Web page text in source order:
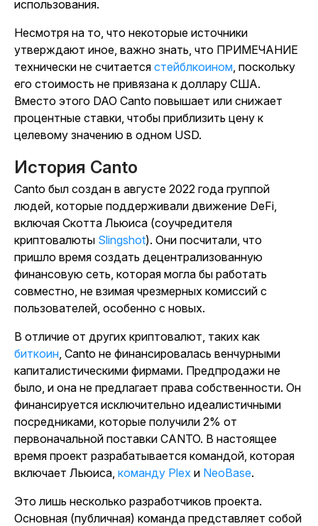
использования.
Несмотря на то, что некоторые источники
утверждают иное, важно знать, что ПРИМЕЧАНИЕ
технически не считается стейблкоином, поскольку
его стоимость не привязана к доллару США.
Вместо этого DAO Canto повышает или снижает
процентные ставки, чтобы приблизить цену к
целевому значению в одном USD.
История Canto
Canto был создан в августе 2022 года группой
людей, которые поддерживали движение DeFi,
включая Скотта Льюиса (соучредителя
криптовалюты Slingshot). Они посчитали, что
пришло время создать децентрализованную
финансовую сеть, которая могла бы работать
совместно, не взимая чрезмерных комиссий с
пользователей, особенно с новых.
В отличие от других криптовалют, таких как
биткоин, Canto не финансировалась венчурными
капиталистическими фирмами. Предпродажи не
было, и она не предлагает права собственности. Он
финансируется исключительно идеалистичными
посредниками, которые получили 2% от
первоначальной поставки CANTO. В настоящее
время проект разрабатывается командой, которая
включает Льюиса, команду Plex и NeoBase.
Это лишь несколько разработчиков проекта.
Основная (публичная) команда представляет собой